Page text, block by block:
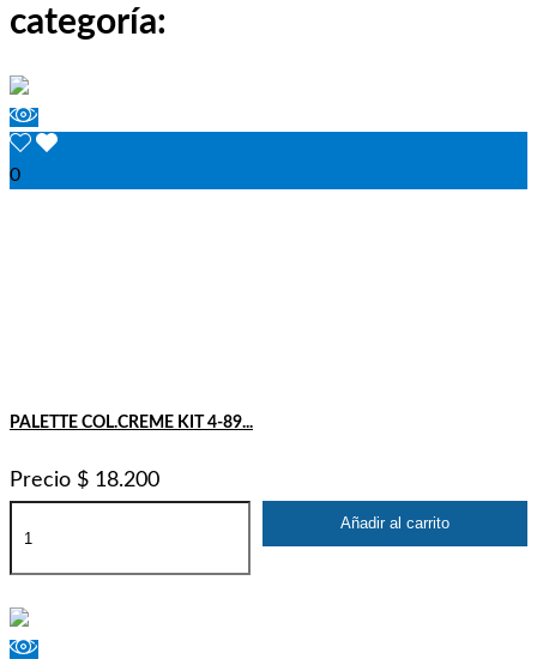
categoría:
0
PALETTE COL.CREME KIT 4-89...
Precio $ 18.200
Añadir al carrito